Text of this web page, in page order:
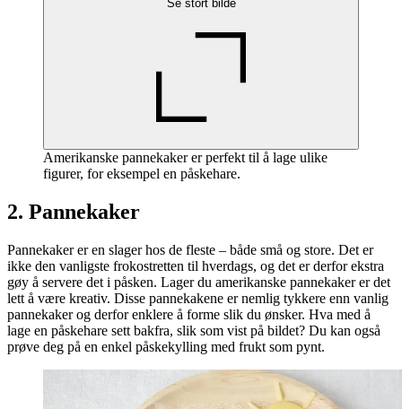
Se stort bilde
Amerikanske pannekaker er perfekt til å lage ulike
figurer, for eksempel en påskehare.
2. Pannekaker
Pannekaker er en slager hos de fleste – både små og store. Det er
ikke den vanligste frokostretten til hverdags, og det er derfor ekstra
gøy å servere det i påsken. Lager du amerikanske pannekaker er det
lett å være kreativ. Disse pannekakene er nemlig tykkere enn vanlig
pannekaker og derfor enklere å forme slik du ønsker. Hva med å
lage en påskehare sett bakfra, slik som vist på bildet? Du kan også
prøve deg på en enkel påskekylling med frukt som pynt.